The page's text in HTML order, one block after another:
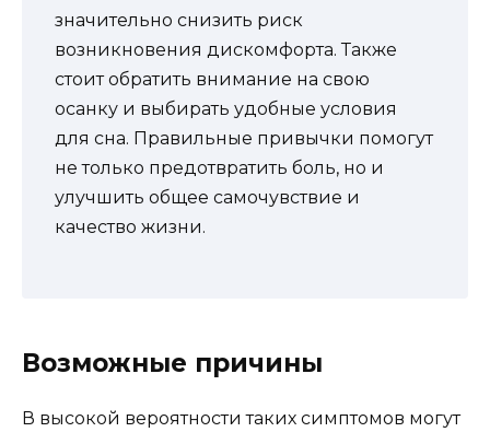
значительно снизить риск
возникновения дискомфорта. Также
стоит обратить внимание на свою
осанку и выбирать удобные условия
для сна. Правильные привычки помогут
не только предотвратить боль, но и
улучшить общее самочувствие и
качество жизни.
Возможные причины
В высокой вероятности таких симптомов могут